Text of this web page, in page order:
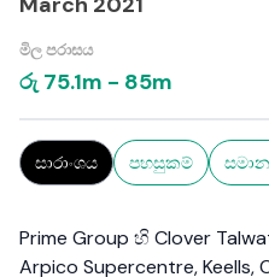
මිල පරාසය
රු 75.1m - 85m
සාරාංශය පහසුකම්
Prime Group හි Clover
Arpico Supercentre, Keells,